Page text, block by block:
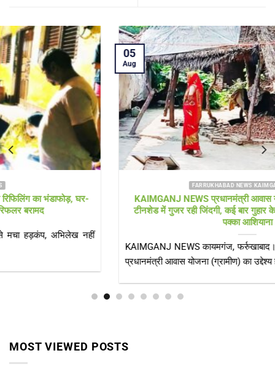
KAIMGANJ NEWS प्रधानमंत्री आवास योजना पर उठे सवाल! कच्चे
टीनशेड में गुजर रही जिंदगी, कई बार गुहार के बाद भी नहीं मिला गरीबों को
KAIMGANJ NEWS कायमगंज, फर्रुखाबाद। केंद्र सरकार की महत्वाकांक्षी
प्रधानमंत्री आवास योजना (ग्रामीण) का उद्देश्य हर[...]
05
Aug
MOST VIEWED POSTS